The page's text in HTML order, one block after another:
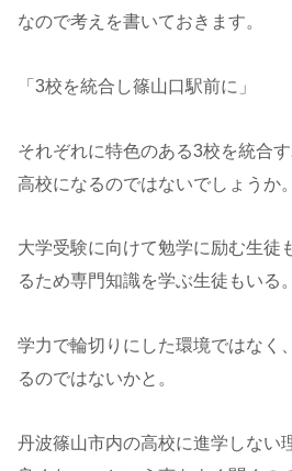
なので考えを書いておきます。
「3校を統合し篠山口駅前に」
それぞれに特色のある3校を統合
高校になるのではないでしょうか。
大学受験に向けて勉学に励む生徒
るため専門知識を学ぶ生徒もいる。
学力で輪切りにした環境ではなく
るのではないかと。
丹波篠山市内の高校に進学しない